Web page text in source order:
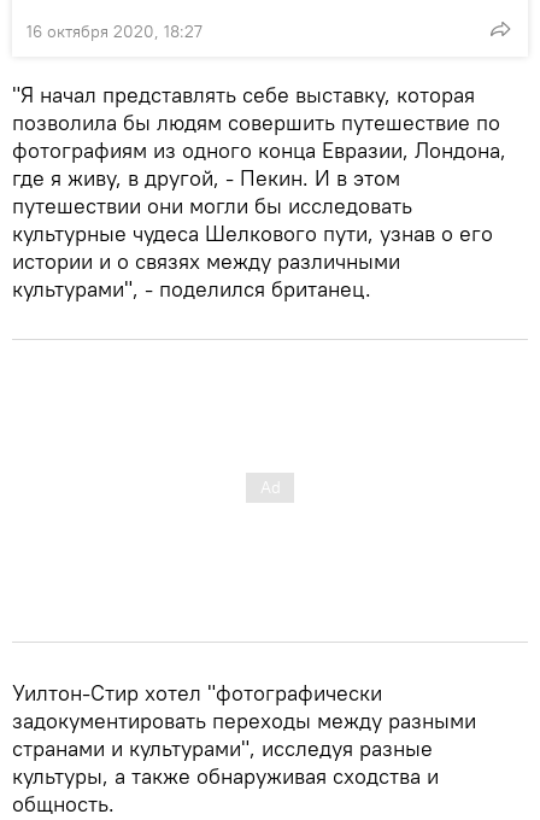
16 октября 2020, 18:27
"Я начал представлять себе выставку, которая
позволила бы людям совершить путешествие по
фотографиям из одного конца Евразии, Лондона,
где я живу, в другой, - Пекин. И в этом
путешествии они могли бы исследовать
культурные чудеса Шелкового пути, узнав о его
истории и о связях между различными
культурами", - поделился британец.
Уилтон-Стир хотел "фотографически
задокументировать переходы между разными
странами и культурами", исследуя разные
культуры, а также обнаруживая сходства и
общность.